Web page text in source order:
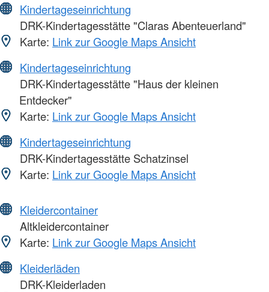
Kindertageseinrichtung
DRK-Kindertagesstätte "Claras Abenteuerland"
Karte: Link zur Google Maps Ansicht
Kindertageseinrichtung
DRK-Kindertagesstätte "Haus der kleinen
Entdecker"
Karte: Link zur Google Maps Ansicht
Kindertageseinrichtung
DRK-Kindertagesstätte Schatzinsel
Karte: Link zur Google Maps Ansicht
Kleidercontainer
Altkleidercontainer
Karte: Link zur Google Maps Ansicht
Kleiderläden
DRK-Kleiderladen